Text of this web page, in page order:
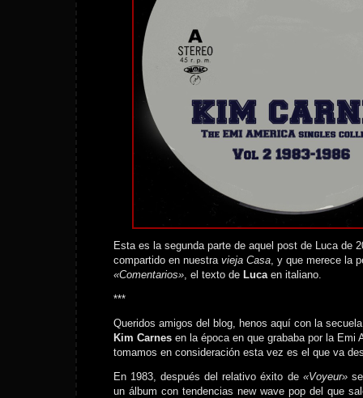
Esta es la segunda parte de aquel post de Luca de
compartido en nuestra vieja Casa, y que merece la
«Comentarios», el texto de Lucaen italiano.
***
Queridos amigos del blog, henos aquí con la
Kim Carnes en la época en que grababa por la Emi
tomamos en consideración esta vez es el que va
En 1983, después del relativo éxito de «Voyeur»se
un álbum con tendencias new wave pop del que